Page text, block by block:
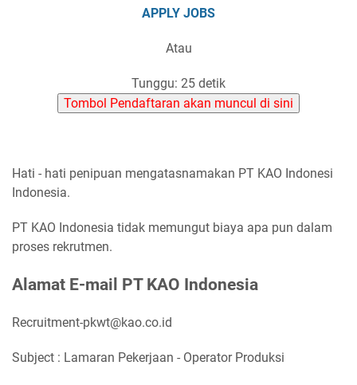
APPLY JOBS
Atau
Tunggu: 25 detik
Tombol Pendaftaran akan muncul di sini
Hati - hati penipuan mengatasnamakan PT KAO Indonesi
Indonesia.
PT KAO Indonesia tidak memungut biaya apa pun dalam
proses rekrutmen.
Alamat E-mail PT KAO Indonesia
Recruitment-pkwt@kao.co.id
Subject : Lamaran Pekerjaan - Operator Produksi